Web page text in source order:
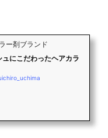
ー剤ブランド
にこだわったヘアカラ